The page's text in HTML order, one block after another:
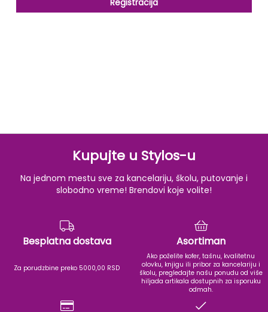
Kupujte u Stylos-u
Na jednom mestu sve za kancelariju, školu, putovanje i
slobodno vreme! Brendovi koje volite!
Besplatna dostava
Za porudzbine preko 5000,00 RSD
Asortiman
Ako poželite kofer, tašnu, kvalitetnu
olovku, knjigu ili pribor za kancelariju i
školu, pregledajte našu ponudu od više
hiljada artikala dostupnih za isporuku
odmah.